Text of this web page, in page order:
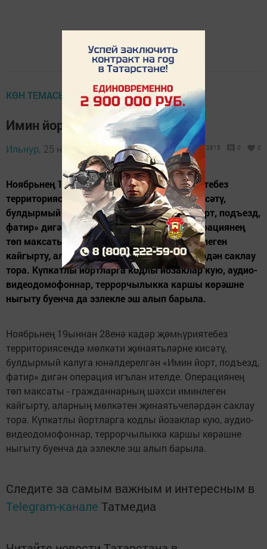
КӨН ТЕМАСЫ
Имин йорт...
Ильнур, 25 ноябрь 2012 - 13:13 2815 0 0
Ноябрьнең 19ыннан 28енә кадәр җөмһүриятебез
территориясендә мөлкәти җинаятьләрне кисәтү,
булдырмый калуга юнәлдерелгән «Имин йорт, подъезд,
фатир» дигән операция игълан ителде. Операциянең
төп максаты - гражданнарның шәхси иминлеген
кайгырту, аларның мөлкәтен җинаятьчеләрдән саклау
тора. Күпкатлы йортларга кодлы йозаклар кую, аудио-
видеодомофоннар, террорчылыкка каршы көрәшне
ныгыту буенча да эзлекле эш алып барыла.
Ноябрьнең 19ыннан 28енә кадәр җөмһүриятебез
территориясендә мөлкәти җинаятьләрне кисәтү,
булдырмый калуга юнәлдерелгән «Имин йорт, подъезд,
фатир» дигән операция игълан ителде. Операциянең
төп максаты - гражданнарның шәхси иминлеген
кайгырту, аларның мөлкәтен җинаятьчеләрдән саклау
тора. Күпкатлы йортларга кодлы йозаклар кую, аудио-
видеодомофоннар, террорчылыкка каршы көрәшне
ныгыту буенча да эзлекле эш алып барыла.
Следите за самым важным и интересным в
Telegram-канале Татмедиа